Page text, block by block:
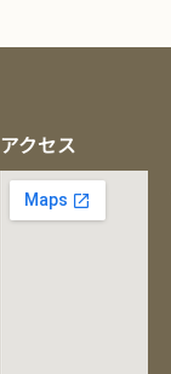
アクセス